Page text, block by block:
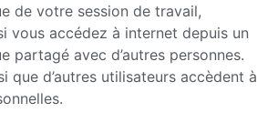
de votre session de travail,
vous accédez à internet depuis un
partagé avec d’autres personnes.
que d’autres utilisateurs accèdent à